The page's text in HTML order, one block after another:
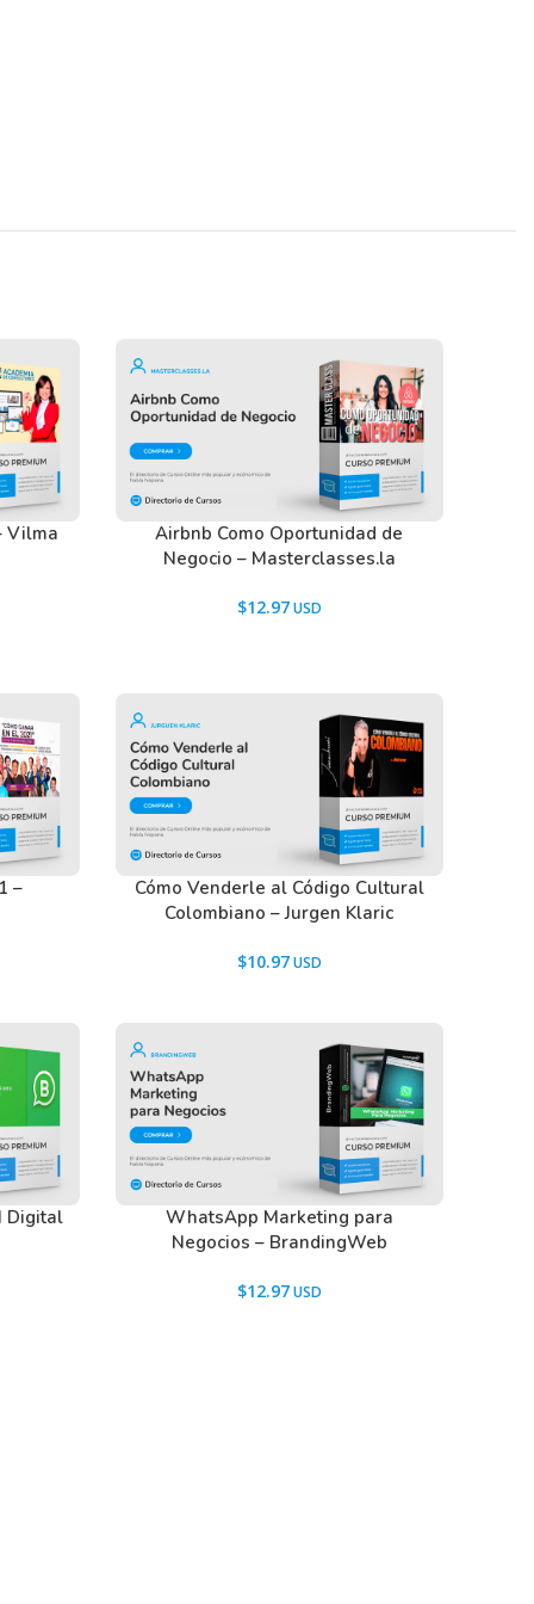
Vilma
Airbnb Como Oportunidad de
Negocio – Masterclasses.la
$12.97
–
Cómo Venderle al Código Cultural
Colombiano – Jurgen Klaric
$10.97
Digital
WhatsApp Marketing para
Negocios – BrandingWeb
$12.97